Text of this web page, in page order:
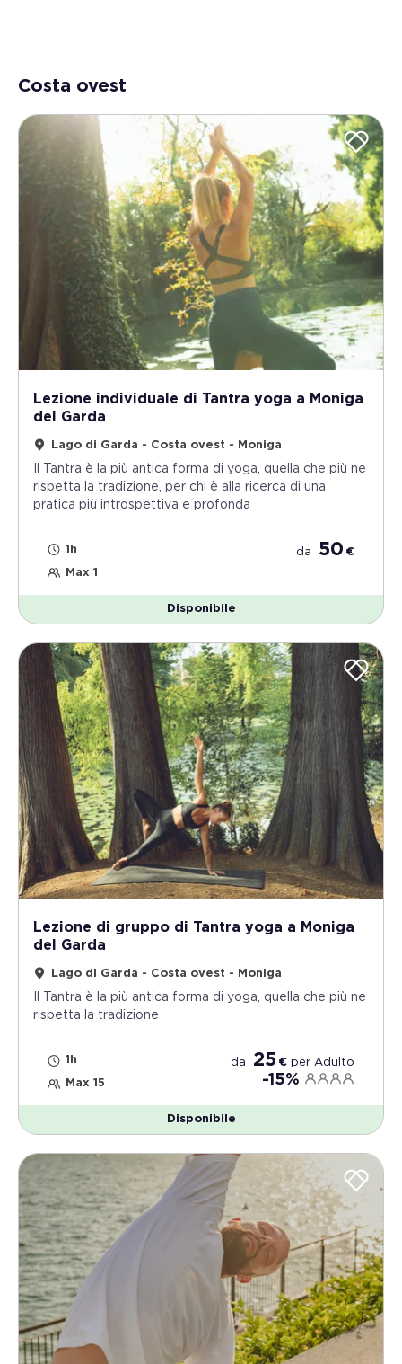
Costa ovest
Lezione individuale di Tantra yoga a Moniga
del Garda
Lago di Garda - Costa ovest - Moniga
Il Tantra è la più antica forma di yoga, quella che più ne
rispetta la tradizione, per chi è alla ricerca di una
pratica più introspettiva e profonda
1h
Max 1
da 50 €
Disponibile
Lezione di gruppo di Tantra yoga a Moniga
del Garda
Lago di Garda - Costa ovest - Moniga
Il Tantra è la più antica forma di yoga, quella che più ne
rispetta la tradizione
1h
Max 15
da 25 € per Adulto
-15%
Disponibile